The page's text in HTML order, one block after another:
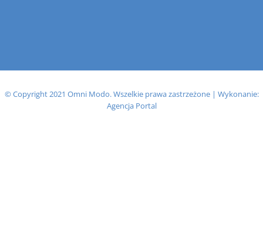
© Copyright 2021 Omni Modo. Wszelkie prawa zastrzeżone | Wykonanie:
Agencja Portal